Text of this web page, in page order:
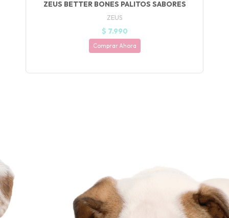
ZEUS BETTER BONES PALITOS SABORES
ZEUS
$ 7.990
Comprar Ahora